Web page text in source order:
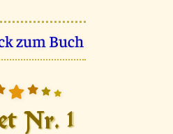
zum Buch
Nr. 1